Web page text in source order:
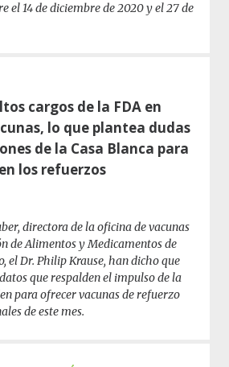
el 14 de diciembre de 2020 y el 27 de
cargos de la FDA en
lo que plantea dudas
de la Casa Blanca para
los refuerzos
directora de la oficina de vacunas
de Alimentos y Medicamentos de
el Dr. Philip Krause, han dicho que
que respalden el impulso de la
para ofrecer vacunas de refuerzo
de este mes.